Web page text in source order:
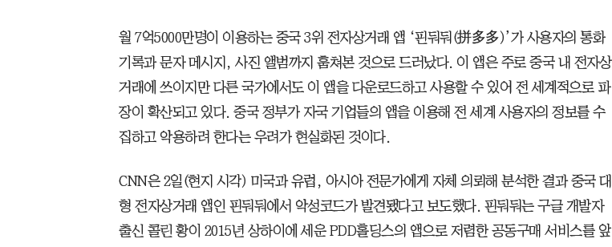
월 7억5000만명이 이용하는 중국 3위 전자상거래 앱 ‘핀둬둬(拼多多)’가 사용자의 통화
기록과 문자 메시지, 사진 앨범까지 훔쳐본 것으로 드러났다. 이 앱은 주로 중국 내 전자상
거래에 쓰이지만 다른 국가에서도 이 앱을 다운로드하고 사용할 수 있어 전 세계적으로 파
장이 확산되고 있다. 중국 정부가 자국 기업들의 앱을 이용해 전 세계 사용자의 정보를 수
집하고 악용하려 한다는 우려가 현실화된 것이다.
CNN은 2일(현지 시각) 미국과 유럽, 아시아 전문가에게 자체 의뢰해 분석한 결과 중국 대
형 전자상거래 앱인 핀둬둬에서 악성코드가 발견됐다고 보도했다. 핀둬둬는 구글 개발자
출신 콜린 황이 2015년 상하이에 세운 PDD홀딩스의 앱으로 저렴한 공동구매 서비스를 앞